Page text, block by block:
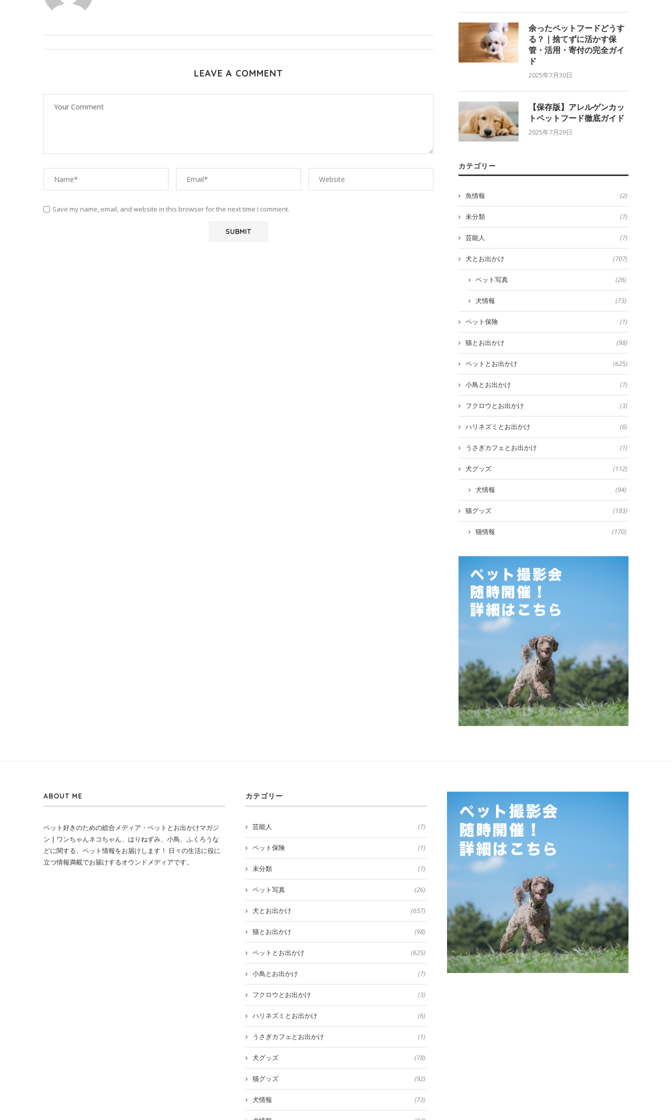
LEAVE A COMMENT
Save my name, email, and website in this browser for the next time I comment.
余ったペットフードどうす
る？｜捨てずに活かす保
管・活用・寄付の完全ガイ
ド
2025年7月30日
【保存版】アレルゲンカッ
トペットフード徹底ガイド
2025年7月29日
カテゴリー
魚情報 (2)
未分類 (7)
芸能人 (7)
犬とお出かけ (707)
ペット写真 (26)
犬情報 (73)
ペット保険 (1)
猫とお出かけ (98)
ペットとお出かけ (625)
小鳥とお出かけ (7)
フクロウとお出かけ (3)
ハリネズミとお出かけ (6)
うさぎカフェとお出かけ (1)
犬グッズ (112)
犬情報 (94)
猫グッズ (183)
猫情報 (170)
ABOUT ME
ペット好きのための総合メディア・ペットとお出かけマガジ
ン | ワンちゃんネコちゃん、はりねずみ、小鳥、ふくろうな
どに関する、ペット情報をお届けします！ 日々の生活に役に
立つ情報満載でお届けするオウンドメディアです。
カテゴリー
芸能人 (7)
ペット保険 (1)
未分類 (7)
ペット写真 (26)
犬とお出かけ (657)
猫とお出かけ (98)
ペットとお出かけ (625)
小鳥とお出かけ (7)
フクロウとお出かけ (3)
ハリネズミとお出かけ (6)
うさぎカフェとお出かけ (1)
犬グッズ (78)
猫グッズ (92)
犬情報 (73)